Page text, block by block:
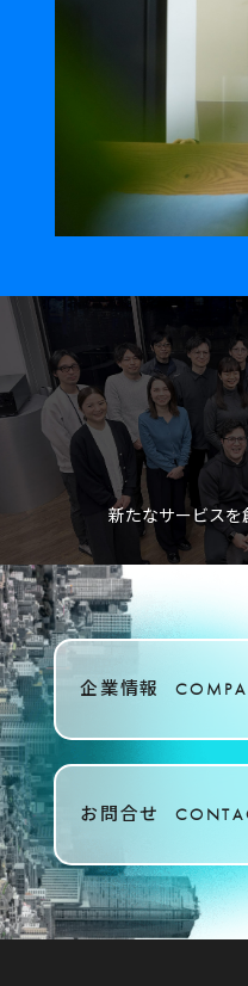
新たなサービス
企業情報
お問合せ